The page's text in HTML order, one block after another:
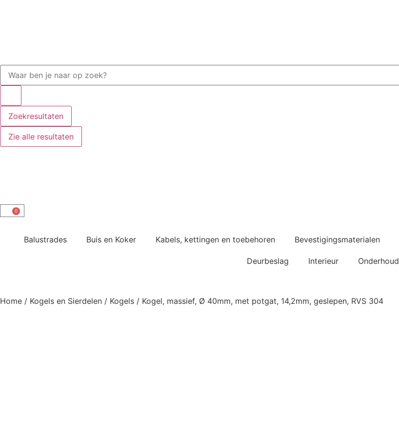
Zoekresultaten
Zie alle resultaten
0
Balustrades Buis en Koker Kabels, kettingen en toebehoren Bevestigingsmaterialen
Deurbeslag Interieur Onderhoud
Home / Kogels en Sierdelen / Kogels / Kogel, massief, Ø 40mm, met potgat, 14,2mm, geslepen, RVS 304